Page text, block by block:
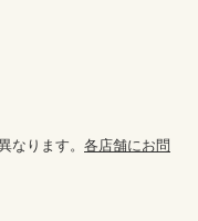
なります。 各店舗にお問